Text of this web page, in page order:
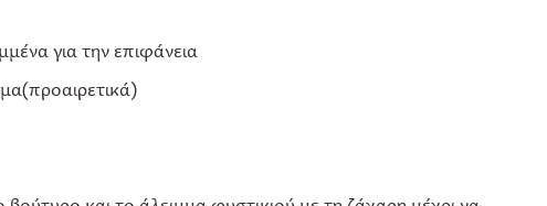
για την επιφάνεια